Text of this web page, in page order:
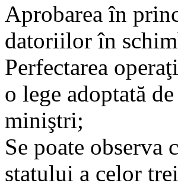
Aprobarea în
datoriilor în
Perfectarea
o lege adoptată
miniştri;
Se poate observa
statului a celor